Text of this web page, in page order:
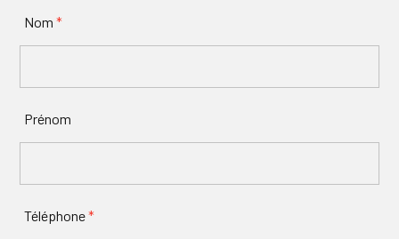
Nom*
Prénom
Téléphone*